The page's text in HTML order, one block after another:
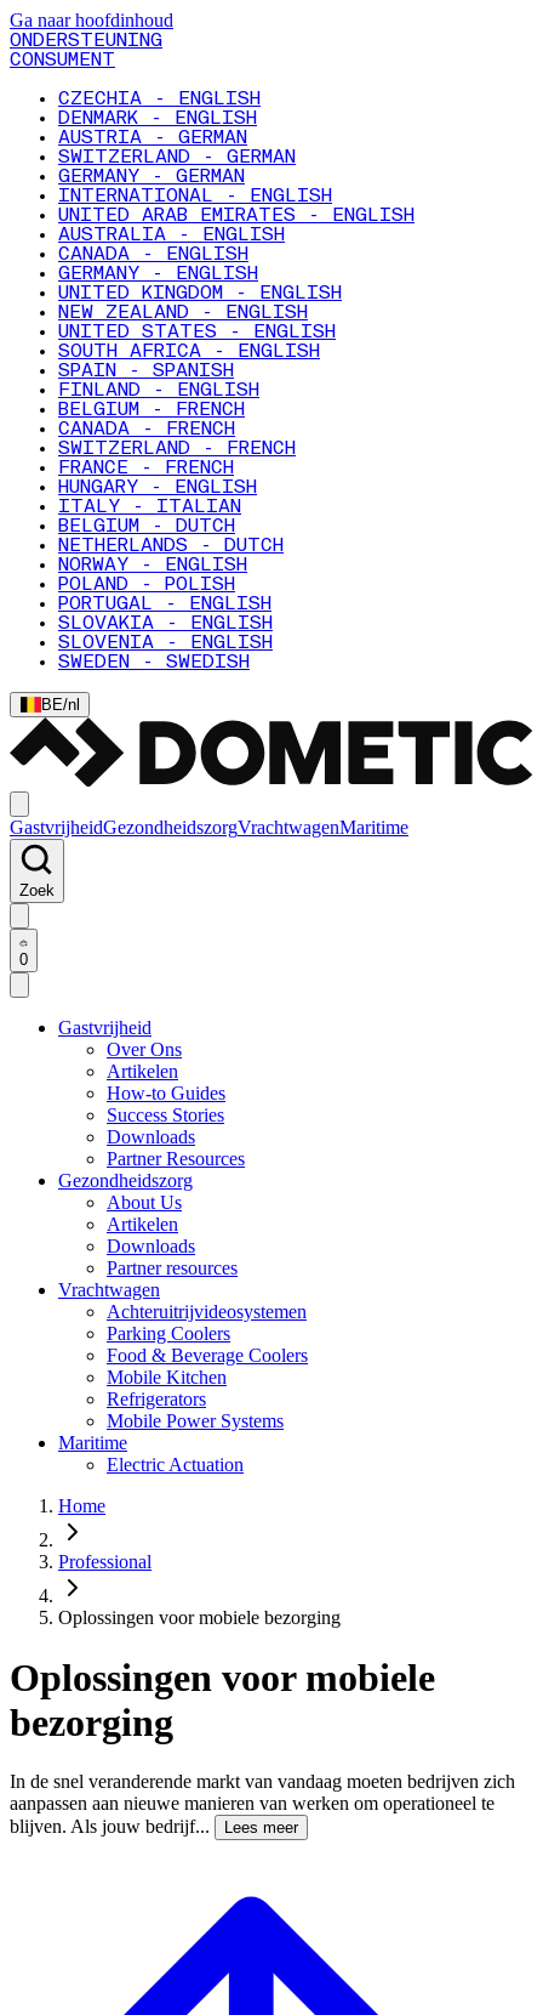
Ga naar hoofdinhoud
ONDERSTEUNING
CONSUMENT
CZECHIA - ENGLISH
DENMARK - ENGLISH
AUSTRIA - GERMAN
SWITZERLAND - GERMAN
GERMANY - GERMAN
INTERNATIONAL - ENGLISH
UNITED ARAB EMIRATES - ENGLISH
AUSTRALIA - ENGLISH
CANADA - ENGLISH
GERMANY - ENGLISH
UNITED KINGDOM - ENGLISH
NEW ZEALAND - ENGLISH
UNITED STATES - ENGLISH
SOUTH AFRICA - ENGLISH
SPAIN - SPANISH
FINLAND - ENGLISH
BELGIUM - FRENCH
CANADA - FRENCH
SWITZERLAND - FRENCH
FRANCE - FRENCH
HUNGARY - ENGLISH
ITALY - ITALIAN
BELGIUM - DUTCH
NETHERLANDS - DUTCH
NORWAY - ENGLISH
POLAND - POLISH
PORTUGAL - ENGLISH
SLOVAKIA - ENGLISH
SLOVENIA - ENGLISH
SWEDEN - SWEDISH
BE/nl
GastvrijheidGezondheidszorgVrachtwagenMaritime
Zoek
0
Gastvrijheid
Over Ons
Artikelen
How-to Guides
Success Stories
Downloads
Partner Resources
Gezondheidszorg
About Us
Artikelen
Downloads
Partner resources
Vrachtwagen
Achteruitrijvideosystemen
Parking Coolers
Food & Beverage Coolers
Mobile Kitchen
Refrigerators
Mobile Power Systems
Maritime
Electric Actuation
Home
Professional
Oplossingen voor mobiele bezorging
Oplossingen voor mobiele
bezorging
In de snel veranderende markt van vandaag moeten bedrijven zich
aanpassen aan nieuwe manieren van werken om operationeel te
blijven. Als jouw bedrijf...
Lees meer